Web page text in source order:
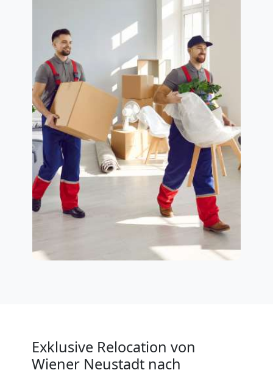
Exklusive Relocation von
Wiener Neustadt nach